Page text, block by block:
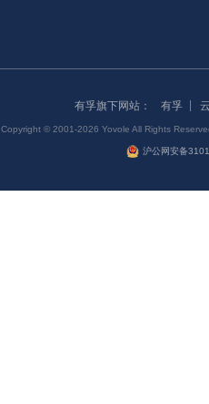
有孚旗下网站： 有孚
Copyright © 2001-2026 Yovole All Rights
沪公网安备